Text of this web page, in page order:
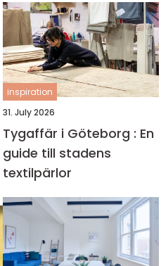
inspiration
31. July 2026
Tygaffär i Göteborg : En
guide till stadens
textilpärlor